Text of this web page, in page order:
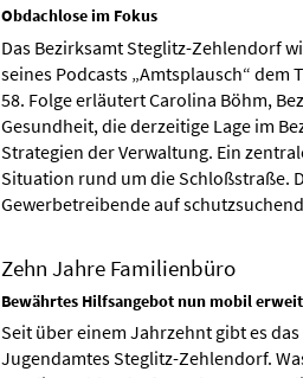
Obdachlose im Fokus
Das Bezirksamt Steglitz-Zehlendorf
seines Podcasts „Amtsplausch“ dem
58. Folge erläutert Carolina Böhm,
Gesundheit, die derzeitige Lage im
Strategien der Verwaltung. Ein
Situation rund um die Schloßstraße.
Gewerbetreibende auf
Zehn Jahre Familienbüro
Bewährtes Hilfsangebot nun mobil
Seit über einem Jahrzehnt gibt es
Jugendamtes Steglitz-Zehlendorf.